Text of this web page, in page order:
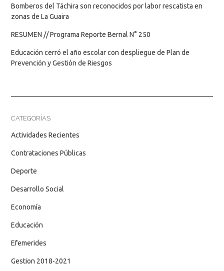
Bomberos del Táchira son reconocidos por labor rescatista en
zonas de La Guaira
RESUMEN // Programa Reporte Bernal N° 250
Educación cerró el año escolar con despliegue de Plan de
Prevención y Gestión de Riesgos
CATEGORÍAS
Actividades Recientes
Contrataciones Públicas
Deporte
Desarrollo Social
Economía
Educación
Efemerides
Gestion 2018-2021